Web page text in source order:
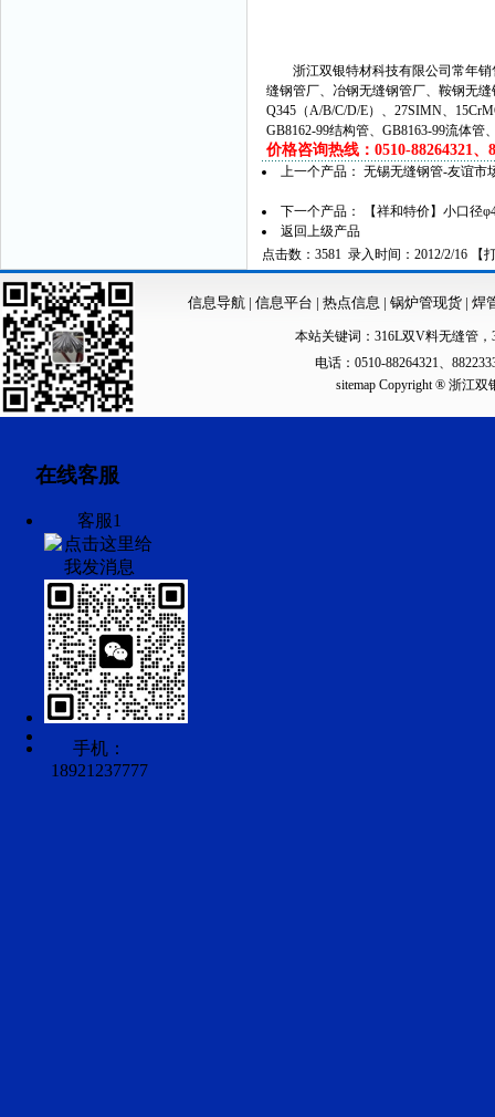
浙江双银特材科技有限公司常年销
缝钢管厂、冶钢无缝钢管厂、鞍钢无
Q345（A/B/C/D/E）、27SIMN、
GB8162-99结构管、GB8163-99流体
价格咨询热线：0510-88264321、
上一个产品： 无锡无缝钢管-友谊市
下一个产品：
【祥和特价】小口径
返回上级产品
点击数：3581 录入时间：2012/2/16 【
信息导航| 信息平台 | 热点信息 | 锅炉管现货 | 焊
本站关键词： 316L双V料无缝管 ，
电话：0510-88264321、
sitemapCopyright ® 浙江双
在线客服
客服1
手机：
18921237777